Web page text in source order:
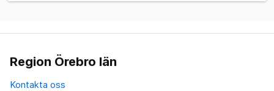
Region Örebro län
Kontakta oss